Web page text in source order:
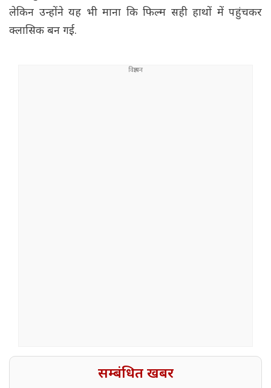
लेकिन उन्होंने यह भी माना कि फिल्म सही हाथों में पहुंचकर
क्लासिक बन गई.
सम्बंधित खबर